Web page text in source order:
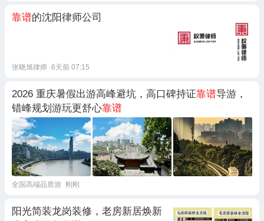
靠谱的沈阳律师公司
张晓旭律师 6天前 07:15
2026 重庆暑假出游高峰避坑，高口碑持证靠谱导游，
错峰规划游玩更舒心靠谱
全国高端品质游 刚刚
阳光简装龙岗装修，老房新居焕新